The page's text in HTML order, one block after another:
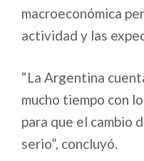
macroeconómica
actividad y las
“La Argentina
mucho tiempo con
para que el cambio
serio”, concluyó.